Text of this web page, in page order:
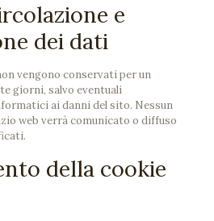
e
dei dati
vengono conservati per un
giorni, salvo eventuali
ai danni del sito. Nessun
web verrà comunicato o diffuso
della cookie